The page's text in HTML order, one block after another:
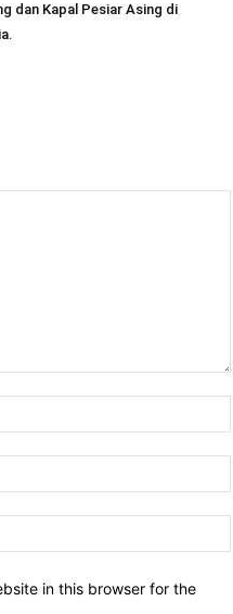
dan Kapal Pesiar Asing di
in this browser for the